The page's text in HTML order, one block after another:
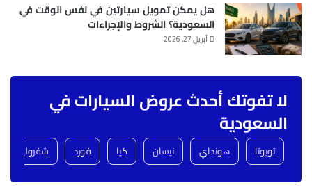
هل يمكن تمويل سيارتين في نفس الوقت في
السعودية؟ الشروط والإجراءات
أبريل 27, 2026
لا تفوتك أحدث عروض السيارات في
السعودية
تويوتا هونداي نيسان كيا فورد شفروليه